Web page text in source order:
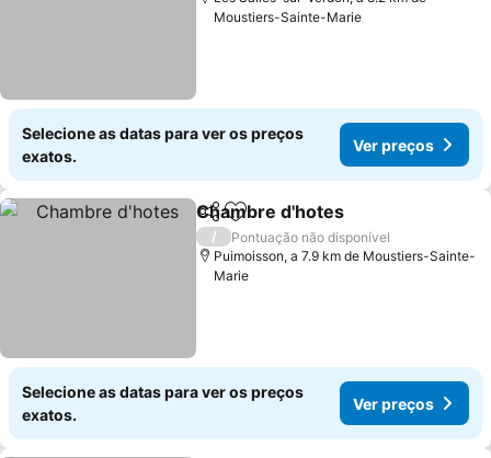
Moustiers-Sainte-Marie
Selecione as datas para ver os preços
exatos.
Ver preços
PartilharAdicionar aos favoritos
Chambre d'hotes
/
Pontuação não disponível
Puimoisson, a 7.9 km de Moustiers-Sainte-
Marie
Selecione as datas para ver os preços
exatos.
Ver preços